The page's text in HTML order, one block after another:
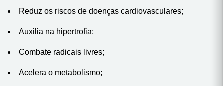
Reduz os riscos de doenças cardiovasculares;
Auxilia na hipertrofia;
Combate radicais livres;
Acelera o metabolismo;